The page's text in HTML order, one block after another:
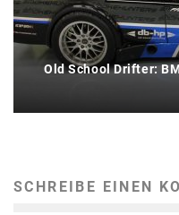
Old School Drifter:
SCHREIBE EINEN